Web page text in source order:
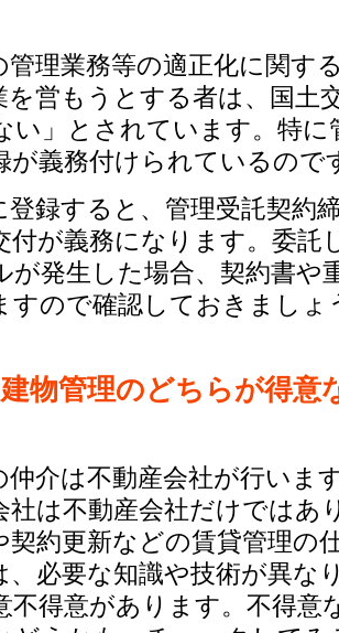
管理業務等の適正化に関す
を営もうとする者は、国土
い」とされています。特に
が義務付けられているので
登録すると、管理受託契約
付が義務になります。委託
が発生した場合、契約書や
すので確認しておきましょ
物管理のどちらが得意
仲介は不動産会社が行いま
社は不動産会社だけではあ
契約更新などの賃貸管理の
、必要な知識や技術が異な
不得意があります。不得意